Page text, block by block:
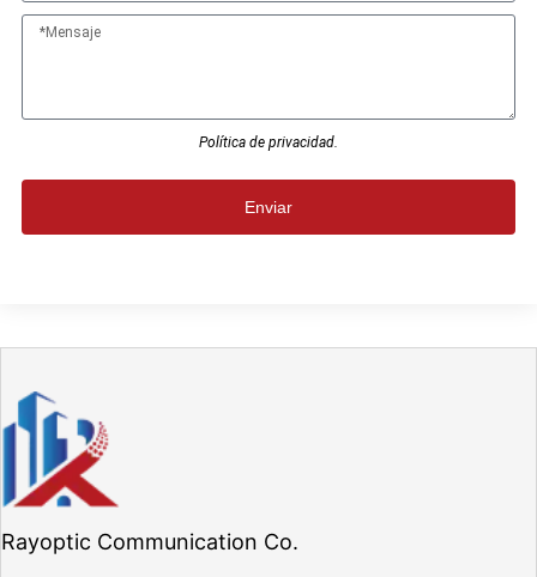
Política de privacidad.
Enviar
Rayoptic Communication Co.